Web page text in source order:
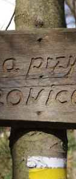
MAR
22
Golesz
warto
rzeki
Krajowice,